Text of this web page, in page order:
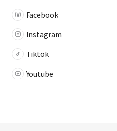
Facebook
Instagram
Tiktok
Youtube